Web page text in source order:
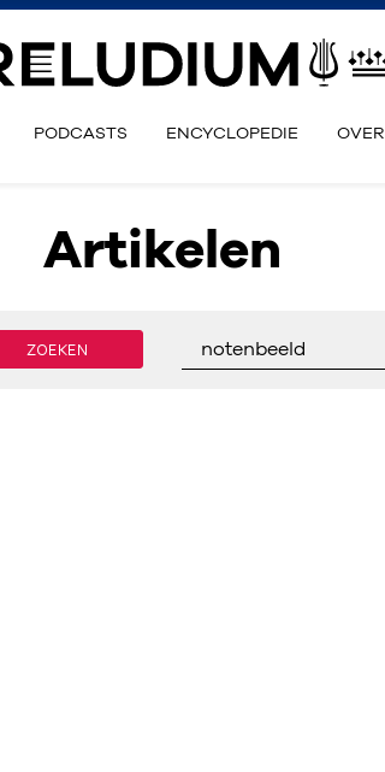
PODCASTS ENCYCLOPEDIE OVER
Artikelen
ZOEKEN notenbeeld